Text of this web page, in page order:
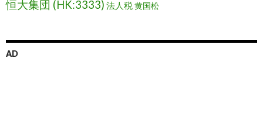
恒大集団 (HK:3333) 法人税黄国松
AD